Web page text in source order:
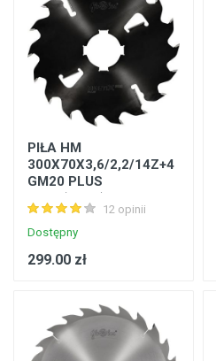
PIŁA HM
300X70X3,6/2,2/14Z+4
GM20 PLUS
zab.4(20X6) PS123-
0300-0001
12 opinii
Dostępny
299.00 zł